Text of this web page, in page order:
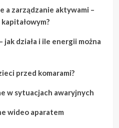
a zarządzanie aktywami –
działa i ile energii można
przed komarami?
w sytuacjach awaryjnych
wideo aparatem